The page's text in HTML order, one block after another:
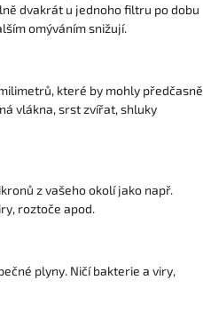
dvakrát u jednoho filtru po dobu
omýváním snižují.
které by mohly předčasně
vlákna, srst zvířat, shluky
z vašeho okolí jako např.
roztoče apod.
plyny. Ničí bakterie a viry,